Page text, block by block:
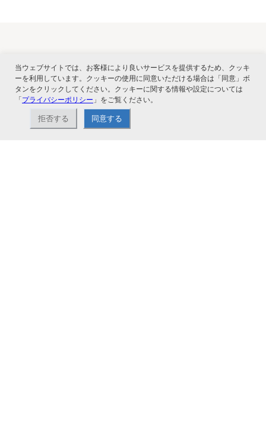
関連サービス
当ウェブサイトでは、お客様により良いサービスを提供するため、クッキ
ーを利用しています。クッキーの使用に同意いただける場合は「同意」ボ
タンをクリックしてください。クッキーに関する情報や設定については
「プライバシーポリシー 」をご覧ください。
拒否する 同意する